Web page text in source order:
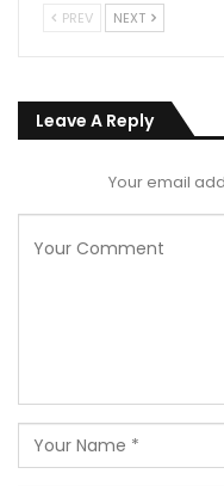
PREV NEXT
Leave A Reply
Your email